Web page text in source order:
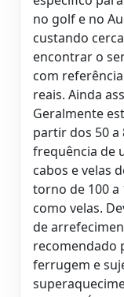
no golf e no
custando
encontrar o
com
reais. Ainda
Geralmente
partir dos 50
frequência de
cabos e velas
torno de 100 a
como velas.
de
recomendado
ferrugem e